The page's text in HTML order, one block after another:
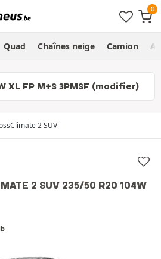
Quad Chaînes neige Camion
XL FP M+S 3PMSF (modifier)
2 SUV
2 SUV 235/50 R20 104W